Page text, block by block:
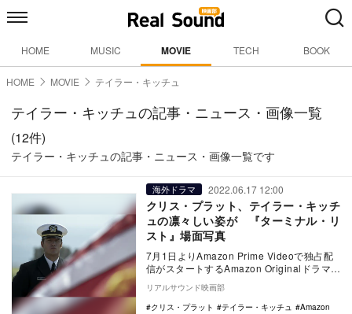
HOME MUSIC MOVIE TECH BOOK
HOME MOVIE テイラー・キッチュ
テイラー・キッチュの記事・ニュース・画像一覧
(12件)
テイラー・キッチュの記事・ニュース・画像一覧です
海外ドラマ 2022.06.17 12:00
クリス・プラット、テイラー・キッチ
ュの凛々しい姿が 『ターミナル・リ
スト』場面写真
7月1日よりAmazon Prime Videoで独占配
信がスタートするAmazon Originalドラマシ
リーズ『ターミナル…
リアルサウンド映画部
クリス・プラット
テイラー・キッチュ
Amazon